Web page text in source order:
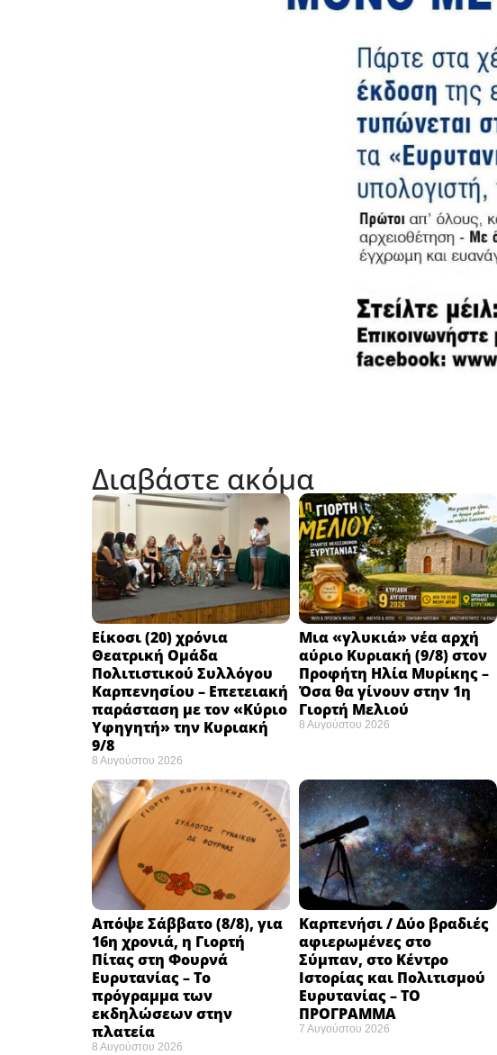
Διαβάστε ακόμα
Eίκοσι (20) χρόνια
Θεατρική Ομάδα
Πολιτιστικού Συλλόγου
Καρπενησίου – Επετειακή
παράσταση με τον «Κύριο
Υφηγητή» την Κυριακή
9/8
8 Αυγούστου 2026
Μια «γλυκιά» νέα αρχή
αύριο Κυριακή (9/8) στον
Προφήτη Ηλία Μυρίκης –
Όσα θα γίνουν στην 1η
Γιορτή Μελιού
8 Αυγούστου 2026
Απόψε Σάββατο (8/8), για
16η χρονιά, η Γιορτή
Πίτας στη Φουρνά
Ευρυτανίας – Το
πρόγραμμα των
εκδηλώσεων στην
πλατεία
8 Αυγούστου 2026
Καρπενήσι / Δύο βραδιές
αφιερωμένες στο
Σύμπαν, στο Κέντρο
Ιστορίας και Πολιτισμού
Ευρυτανίας – ΤΟ
ΠΡΟΓΡΑΜΜΑ
7 Αυγούστου 2026